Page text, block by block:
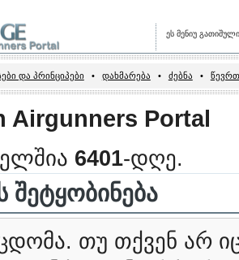
ეს მენიუ
და პრინციპები • დახმარება • ძებნა •
Airgunners Portal
6401-დღე.
თუ თქვენ არ